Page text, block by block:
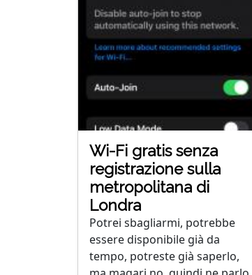
Wi-Fi gratis senza
registrazione sulla
metropolitana di
Londra
Potrei sbagliarmi, potrebbe
essere disponibile già da
tempo, potreste già saperlo,